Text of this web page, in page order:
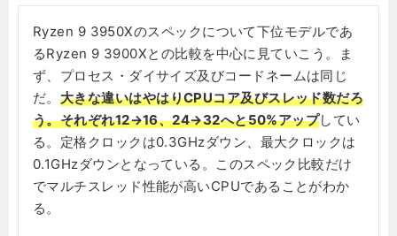
Ryzen 9 3950Xのスペックについて下位モデルであ
るRyzen 9 3900Xとの比較を中心に見ていこう。ま
ず、プロセス・ダイサイズ及びコードネームは同じ
だ。 大きな違いはやはりCPUコア及びスレッド数だろ
う。それぞれ12→16、24→32へと50%アップしてい
る。定格クロックは0.3GHzダウン、最大クロックは
0.1GHzダウンとなっている。このスペック比較だけ
でマルチスレッド性能が高いCPUであることがわか
る。